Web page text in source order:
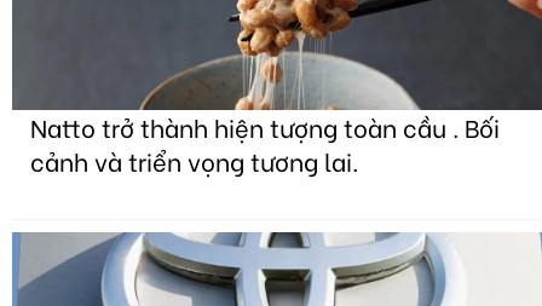
Natto trở thành hiện tượng toàn cầu . Bối
cảnh và triển vọng tương lai.